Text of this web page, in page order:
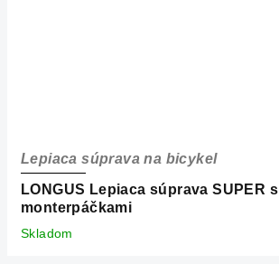
LONGUS Lepiaca súprava SUPER s
monterpáčkami
Lepiaca súprava na bicykel
Skladom